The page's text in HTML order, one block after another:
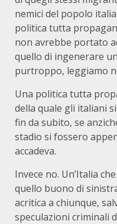
nemici del popolo
politica tutta
non avrebbe portato
quello di ingenerare
purtroppo, leggiamo
Una politica tutta
della quale gli italiani
fin da subito, se
stadio si fossero
accadeva.
Invece no. Un’Italia
quello buono di
acritica a chiunque,
speculazioni criminali